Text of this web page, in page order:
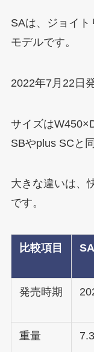
SAは、ジョイ
モデルです。
2022年7月22日
サイズは
SBやplus SCと
大きな違いは、
です。
比較項目 SA
発売時期
重量